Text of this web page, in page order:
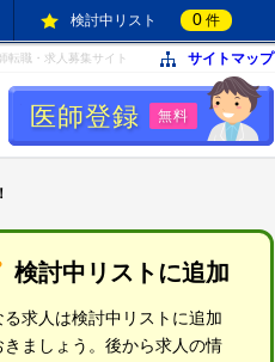
検討中リスト 0 件
転職・求人募集サイト サイトマップ
医師登録 無料
検討中リストに追加
る求人は検討中リストに追加
きましょう。後から求人の情